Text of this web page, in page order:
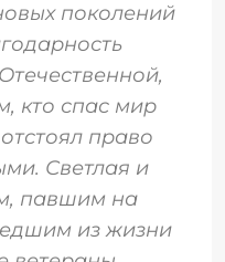
поколений
кто спас мир
право
Светлая и
павшим на
из жизни